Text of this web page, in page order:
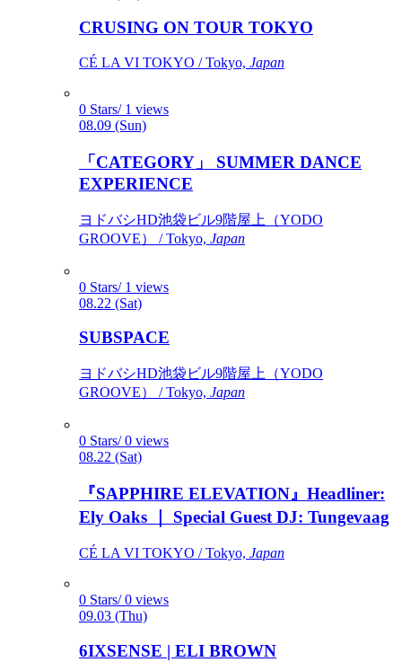
CRUSING ON TOUR TOKYO
CÉ LA VI TOKYO / Tokyo, Japan
0 Stars/ 1 views
08.09 (Sun)
「CATEGORY」 SUMMER DANCE
EXPERIENCE
ヨドバシHD池袋ビル9階屋上（YODO
GROOVE） / Tokyo, Japan
0 Stars/ 1 views
08.22 (Sat)
SUBSPACE
ヨドバシHD池袋ビル9階屋上（YODO
GROOVE） / Tokyo, Japan
0 Stars/ 0 views
08.22 (Sat)
『SAPPHIRE ELEVATION』Headliner:
Ely Oaks ｜ Special Guest DJ: Tungevaag
CÉ LA VI TOKYO / Tokyo, Japan
0 Stars/ 0 views
09.03 (Thu)
6IXSENSE | ELI BROWN